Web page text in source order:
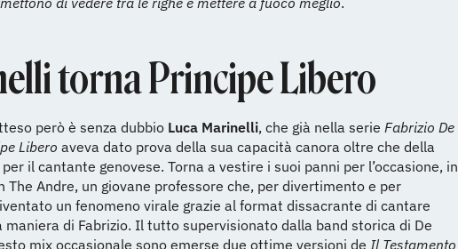
tornaPrincipe Libero
però è senza dubbio Luca Marinelli, che già nella serie Fabrizio De
Libero aveva dato prova della sua capacità canora oltre che della
il cantante genovese. Torna a vestire i suoi panni per l’occasione, in
The Andre, un giovane professore che, per divertimento e per
un fenomeno virale grazie al format dissacrante di cantare
maniera di Fabrizio. Il tutto supervisionato dalla band storica di De
mix occasionale sono emerse due ottime versioni de Il Testamento